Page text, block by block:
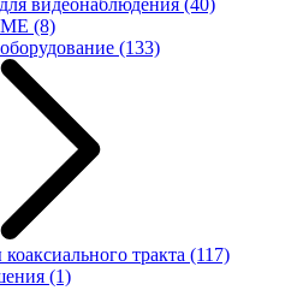
видеонаблюдения (40)
(8)
(133)
тракта (117)
(1)